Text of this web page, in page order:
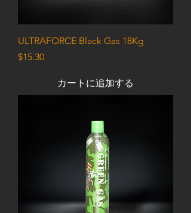
ULTRAFORCE Black Gas 18Kg
価格
$15.30
カートに追加する